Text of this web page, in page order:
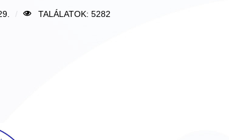
TALÁLATOK: 5282